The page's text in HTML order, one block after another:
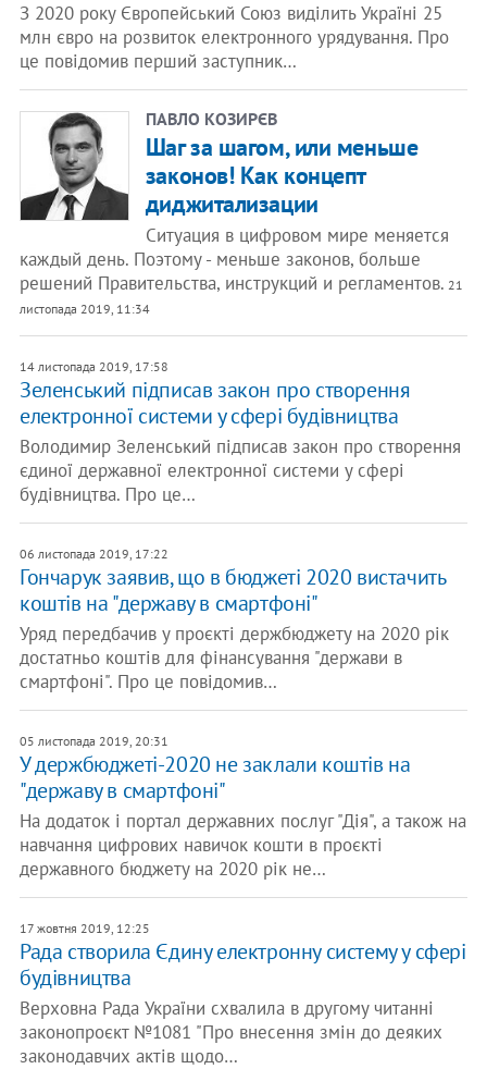
З 2020 року Європейський Союз виділить Україні 25
млн євро на розвиток електронного урядування. Про
це повідомив перший заступник…
ПАВЛО КОЗИРЄВ
Шаг за шагом, или меньше
законов! Как концепт
диджитализации
Ситуация в цифровом мире меняется
каждый день. Поэтому - меньше законов, больше
решений Правительства, инструкций и регламентов. 21
листопада 2019, 11:34
14 листопада 2019, 17:58
Зеленський підписав закон про створення
електронної системи у сфері будівництва
Володимир Зеленський підписав закон про створення
єдиної державної електронної системи у сфері
будівництва. Про це…
06 листопада 2019, 17:22
Гончарук заявив, що в бюджеті 2020 вистачить
коштів на "державу в смартфоні"
Уряд передбачив у проєкті держбюджету на 2020 рік
достатньо коштів для фінансування "держави в
смартфоні". Про це повідомив…
05 листопада 2019, 20:31
У держбюджеті-2020 не заклали коштів на
"державу в смартфоні"
На додаток і портал державних послуг "Дія", а також на
навчання цифрових навичок кошти в проєкті
державного бюджету на 2020 рік не…
17 жовтня 2019, 12:25
Рада створила Єдину електронну систему у сфері
будівництва
Верховна Рада України схвалила в другому читанні
законопроєкт №1081 "Про внесення змін до деяких
законодавчих актів щодо…